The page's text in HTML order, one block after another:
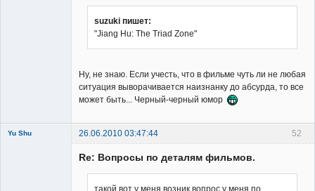
suzuki пишет:
"Jiang Hu: The Triad Zone"
Ну, не знаю. Если учесть, что в фильме чуть ли не любая
ситуация выворачивается наизнанку до абсурда, то все
может быть... Черный-черный юмор
52
Yu Shu 26.06.2010 03:47:44
Re: Вопросы по деталям фильмов.